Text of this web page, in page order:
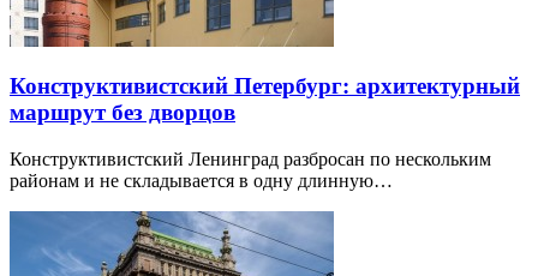
Конструктивистский Петербург: архитектурный
маршрут без дворцов
Конструктивистский Ленинград разбросан по нескольким
районам и не складывается в одну длинную…